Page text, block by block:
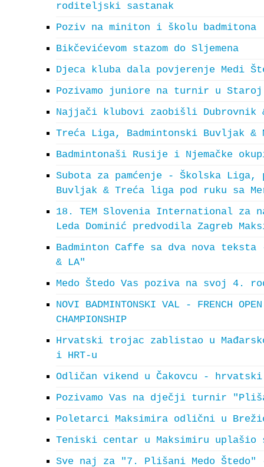
roditeljski sastanak
Poziv na miniton i školu badmitona
Bikčevićevom stazom do Sljemena
Djeca kluba dala povjerenje Medi
Pozivamo juniore na turnir u
Najjači klubovi zaobišli Dubrovnik &
Treća Liga, Badmintonski Buvljak
Badmintonaši Rusije i Njemačke
Subota za pamćenje - Školska Liga,
Buvljak & Treća liga pod ruku sa
18. TEM Slovenia International za
Leda Dominić predvodila Zagreb
Badminton Caffe sa dva nova
& LA"
Medo Štedo Vas poziva na svoj 4.
NOVI BADMINTONSKI VAL - FRENCH
CHAMPIONSHIP
Hrvatski trojac zablistao u
i HRT-u
Odličan vikend u Čakovcu -
Pozivamo Vas na dječji turnir
Poletarci Maksimira odlični u
Teniski centar u Maksimiru uplašio
Sve naj za "7. Plišani Medo